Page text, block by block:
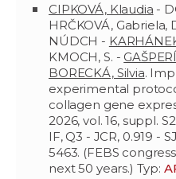
CIPKOVÁ, Klaudia -
HRČKOVÁ, Gabriela,
NÚDCH -
KMOCH, S. -
BORECKÁ, Silvia.
experimental
collagen gene
2026, vol. 16, suppl.
IF, Q3 - JCR, 0.919 -
5463. (FEBS
next 50 years.) Typ: